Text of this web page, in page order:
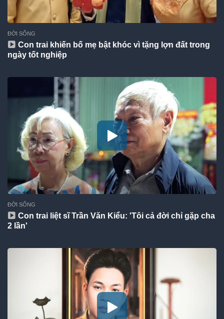
ĐỜI SỐNG
Con trai khiến bố mẹ bật khóc vì tặng lợn đất trong
ngày tốt nghiệp
ĐỜI SỐNG
Con trai liệt sĩ Trần Văn Kiểu: 'Tôi cả đời chỉ gặp cha
2 lần'